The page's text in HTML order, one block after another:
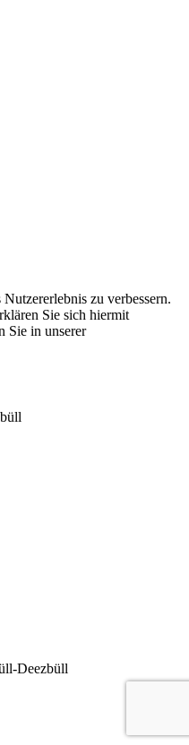
zu verbessern.
Sie sich hiermit
Sie in unserer
Deezbüll